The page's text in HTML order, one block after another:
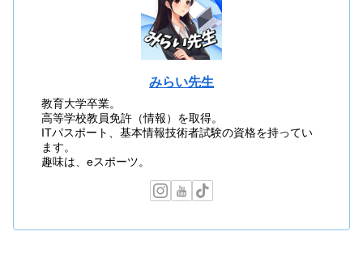
みらい先生
教育大学卒業。
高等学校教員免許（情報）を取得。
ITパスポート、基本情報技術者試験の資格を持ってい
ます。
趣味は、eスポーツ。